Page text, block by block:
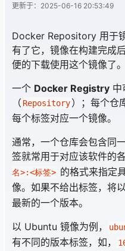
更新于：2025-06-16 20:53:49
Docker Repository 用于
有了它，镜像在构建完成
便的下载使用这个镜像了。
一个 Docker Registry 中
（ Repository）；每个仓
每个标签对应一个镜像。
通常，一个仓库会包含同
签就常用于对应该软件的
名>:<标签> 的格式来指定
像。如果不给出标签，将以
最新的一个版本。
以 Ubuntu 镜像为例，
有不同的版本标签，如，